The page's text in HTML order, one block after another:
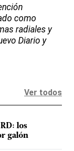
como
radiales y
Diario y
Ver todos
los
galón